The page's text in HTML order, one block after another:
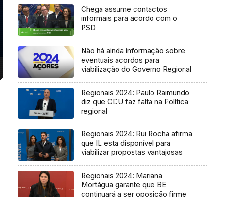
Chega assume contactos
informais para acordo com o
PSD
Não há ainda informação sobre
eventuais acordos para
viabilização do Governo Regional
Regionais 2024: Paulo Raimundo
diz que CDU faz falta na Política
regional
Regionais 2024: Rui Rocha afirma
que IL está disponível para
viabilizar propostas vantajosas
Regionais 2024: Mariana
Mortágua garante que BE
continuará a ser oposição firme